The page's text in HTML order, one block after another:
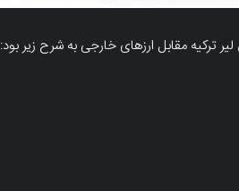
ترکیه مقابل ارزهای خارجی به شرح زیر بود: